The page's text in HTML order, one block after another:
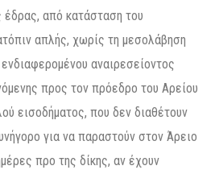
έδρας, από κατάσταση του
απλής, χωρίς τη μεσολάβηση
αναιρεσείοντος
προς τον πρόεδρο του Αρείου
εισοδήματος, που δεν διαθέτουν
για να παραστούν στον Άρειο
προ της δίκης, αν έχουν